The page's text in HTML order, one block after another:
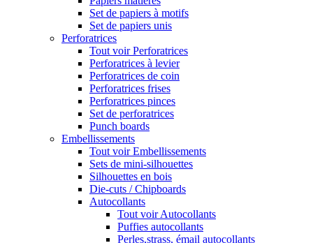
Set de papiers à motifs
Set de papiers unis
Perforatrices
Tout voir Perforatrices
Perforatrices à levier
Perforatrices de coin
Perforatrices frises
Perforatrices pinces
Set de perforatrices
Punch boards
Embellissements
Tout voir Embellissements
Sets de mini-silhouettes
Silhouettes en bois
Die-cuts / Chipboards
Autocollants
Tout voir Autocollants
Puffies autocollants
Perles,strass, émail autocollants